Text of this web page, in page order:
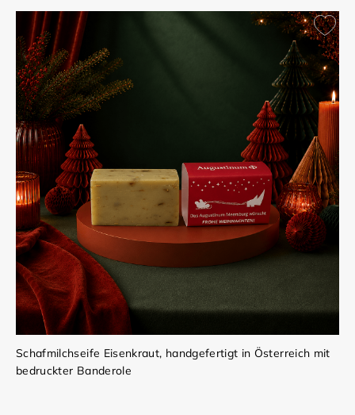
Schafmilchseife Eisenkraut, handgefertigt in Österreich mit
bedruckter Banderole